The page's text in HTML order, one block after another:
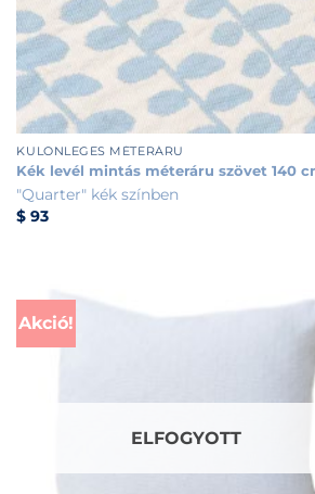
+
KÜLÖNLEGES MÉTERÁRU
Kék levél mintás méteráru szövet 140
"Quarter" kék színben
$ 93
Akció!
ELFOGYOTT